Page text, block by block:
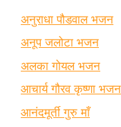
अनुराधा पौडवाल भजन
अनूप जलोटा भजन
अलका गोयल भजन
आचार्य गौरव कृष्णा भजन
आनंदमूर्ती गुरु माँ